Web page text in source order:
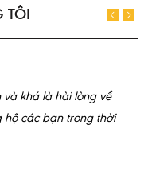
TÔI
khá là hài lòng về
hộ các bạn trong thời